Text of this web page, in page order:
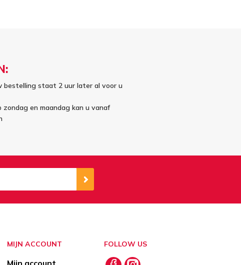
bestelling staat 2 uur later al voor u
zondag en maandag kan u vanaf
MIJN ACCOUNT FOLLOW US